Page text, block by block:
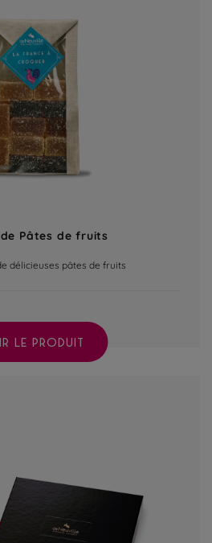
Pâtes de fruits
délicieuses pâtes de fruits
LE PRODUIT